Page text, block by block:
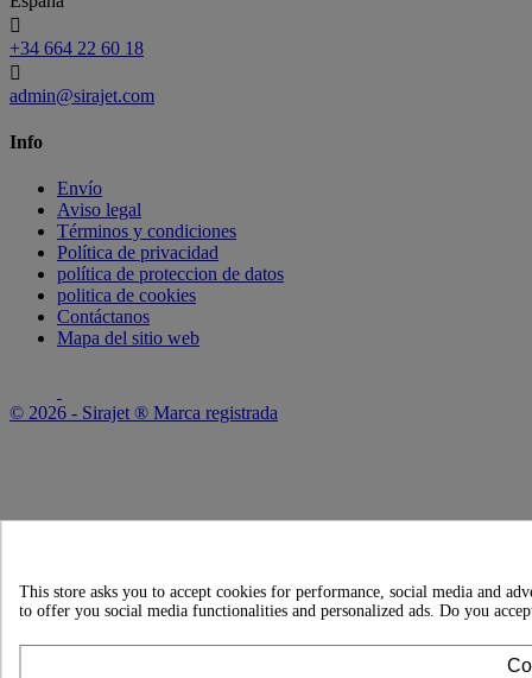

+34 664 22 60 18

admin@sirajet.com
Info
Envío
Aviso legal
Términos y condiciones
Política de privacidad
política de proteccion de datos
politica de cookies
Contáctanos
Mapa del sitio web
© 2026 - Sirajet ® Marca registrada
This store asks you to accept cookies for performance, social media and
to offer you social media functionalities and personalized ads. Do you